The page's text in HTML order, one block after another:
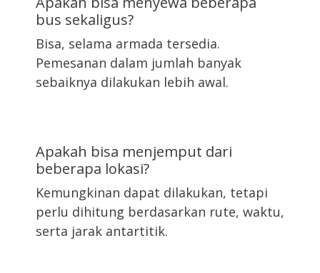
bus sekaligus?
Bisa, selama armada tersedia.
Pemesanan dalam jumlah banyak
sebaiknya dilakukan lebih awal.
Apakah bisa menjemput dari
beberapa lokasi?
Kemungkinan dapat dilakukan, tetapi
perlu dihitung berdasarkan rute, waktu,
serta jarak antartitik.